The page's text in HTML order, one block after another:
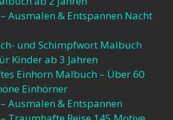
Ausmalen & Entspannen​ Nacht
und Schimpfwort Malbuch​
Kinder ab 3 Jahren​
Einhorn Malbuch – Über 60
Einhörner​
Ausmalen & Entspannen​